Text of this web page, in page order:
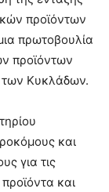
προϊόντων
πρωτοβουλία
προϊόντων
των Κυκλάδων.
και
για τις
και